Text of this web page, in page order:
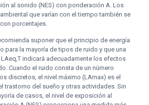
al sonido (NES) con ponderación A. Los
que varían con el tiempo también se
porcentajes.
suponer que el principio de energía
para la mayoría de tipos de ruido y que una
indicará adecuadamente los efectos
Cuando el ruido consta de un número
discretos, el nivel máximo (LAmax) es el
trastorno del sueño y otras actividades. Sin
de casos, el nivel de exposición al